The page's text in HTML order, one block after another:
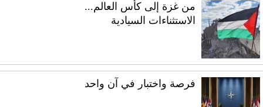
من غزة إلى كأس العالم...
الاستثناءات السيادية
فرصة واختبار في آن واحد